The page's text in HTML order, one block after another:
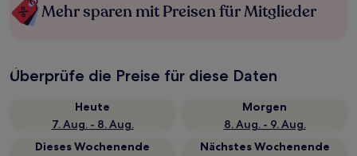
Mehr sparen mit Preisen für Mitglieder
Überprüfe die Preise für diese Daten
Heute
7. Aug. - 8. Aug.
Morgen
8. Aug. - 9. Aug.
Dieses Wochenende
Nächstes Wochenende